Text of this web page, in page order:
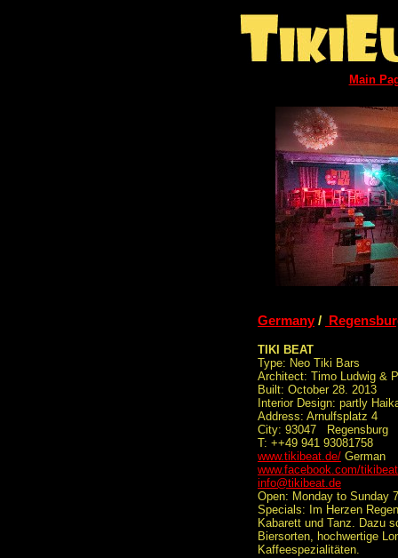
Main
Germany/
TIKI BEAT
Type: Neo Tiki Bars
Architect: Timo Ludwig &
Built: October 28. 2013
Interior Design: partly
Address: Arnulfsplatz 4
City: 93047 Regensburg
T: ++49 941 93081758
www.tikibeat.de/ German
www.facebook.com/
info@tikibeat.de
Open: Monday to Sunday
Specials: Im Herzen
Kabarett und Tanz. Dazu
Biersorten, hochwertige
Kaffeespezialitäten.